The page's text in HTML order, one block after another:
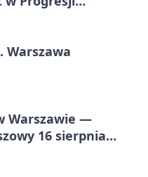
Warszawa
Warszawie —
16 sierpnia